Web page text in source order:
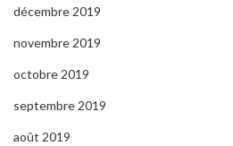
décembre 2019
novembre 2019
octobre 2019
septembre 2019
août 2019